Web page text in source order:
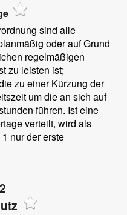
sind alle
oder auf Grund
regelmäßigen
zu leisten ist;
zu einer Kürzung der
um die an sich auf
führen. Ist eine
verteilt, wird als
nur der erste